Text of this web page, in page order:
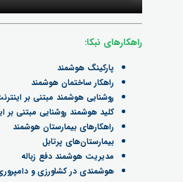
راهکارهای نبکا:
پارکینگ هوشمند
راهکار ساختمان هوشمند
روشنایی هوشمند مبتنی بر
کلید هوشمند روشنایی مبتنی بر
راهکارهای بیمارستان هوشمند
بیمارستان‌های پرتابل
مدیریت هوشمند دفع زباله
هوشمندی در کشاورزی و